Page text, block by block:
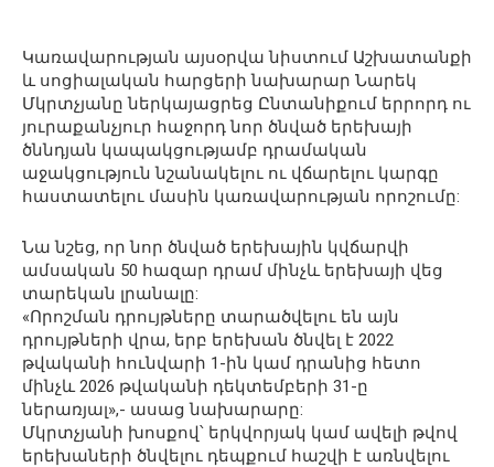
Կառավարության այսօրվա նիստում Աշխատանքի
և սոցիալական հարցերի նախարար Նարեկ
Մկրտչյանը ներկայացրեց Ընտանիքում երրորդ ու
յուրաքանչյուր հաջորդ նոր ծնված երեխայի
ծննդյան կապակցությամբ դրամական
աջակցություն նշանակելու ու վճարելու կարգը
հաստատելու մասին կառավարության որոշումը:
Նա նշեց, որ նոր ծնված երեխային կվճարվի
ամսական 50 հազար դրամ մինչև երեխայի վեց
տարեկան լրանալը:
«Որոշման դրույթները տարածվելու են այն
դրույթների վրա, երբ երեխան ծնվել է 2022
թվականի հունվարի 1-ին կամ դրանից հետո
մինչև 2026 թվականի դեկտեմբերի 31-ը
ներառյալ»,- ասաց նախարարը:
Մկրտչյանի խոսքով՝ երկվորյակ կամ ավելի թվով
երեխաների ծնվելու դեպքում հաշվի է առնվելու